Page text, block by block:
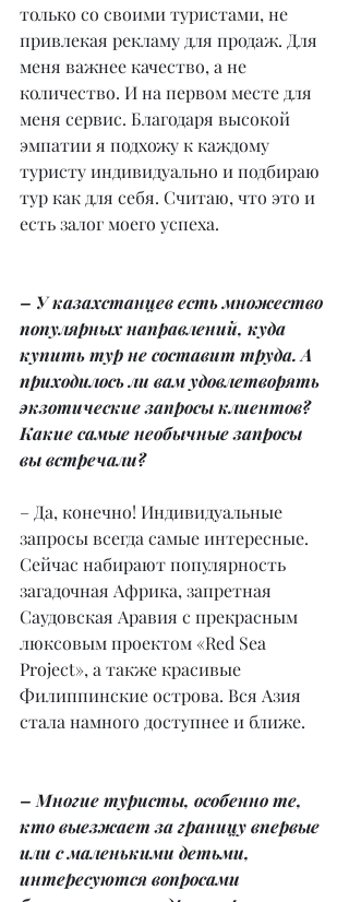
только со своими туристами, не
привлекая рекламу для продаж. Для
меня важнее качество, а не
количество. И на первом месте для
меня сервис. Благодаря высокой
эмпатии я подхожу к каждому
туристу индивидуально и подбираю
тур как для себя. Считаю, что это и
есть залог моего успеха.
– У казахстанцев есть множество
популярных направлений, куда
купить тур не составит труда. А
приходилось ли вам удовлетворять
экзотические запросы клиентов?
Какие самые необычные запросы
вы встречали?
– Да, конечно! Индивидуальные
запросы всегда самые интересные.
Сейчас набирают популярность
загадочная Африка, запретная
Саудовская Аравия с прекрасным
люксовым проектом «Red Sea
Project», а также красивые
Филиппинские острова. Вся Азия
стала намного доступнее и ближе.
– Многие туристы, особенно те,
кто выезжает за границу впервые
или с маленькими детьми,
интересуются вопросами